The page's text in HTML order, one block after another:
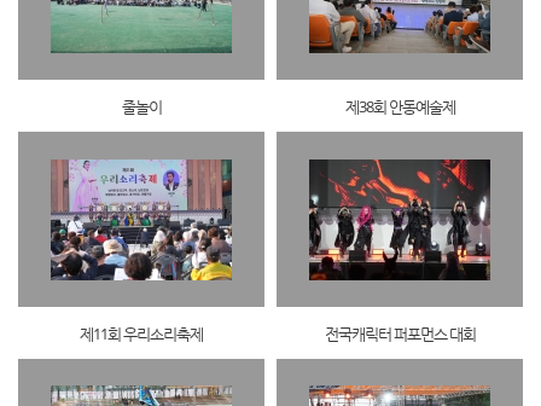
줄놀이 제38회 안동예술제
제11회 우리소리축제 전국캐릭터 퍼포먼스 대회